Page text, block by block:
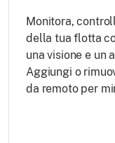
Monitora,
della tua flotta
una visione e un
Aggiungi o
da remoto per